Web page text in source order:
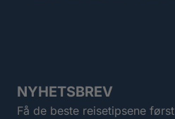
NYHETSBREV
Få de beste reisetipsene først